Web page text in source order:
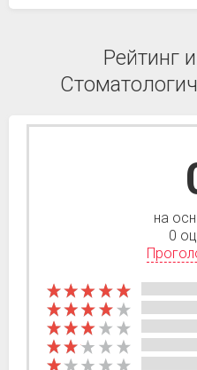
Рейтинг
на
0